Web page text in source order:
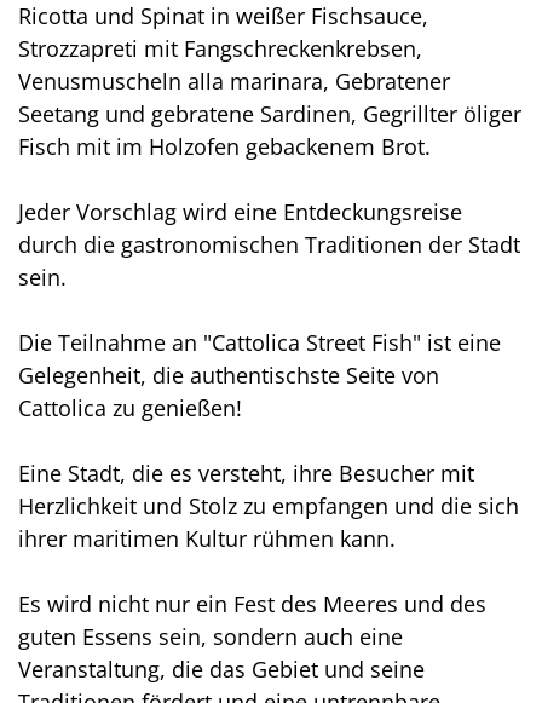
Ricotta und Spinat in weißer Fischsauce,
Strozzapreti mit Fangschreckenkrebsen,
Venusmuscheln alla marinara, Gebratener
Seetang und gebratene Sardinen, Gegrillter öliger
Fisch mit im Holzofen gebackenem Brot.
Jeder Vorschlag wird eine Entdeckungsreise
durch die gastronomischen Traditionen der Stadt
sein.
Die Teilnahme an "Cattolica Street Fish" ist eine
Gelegenheit, die authentischste Seite von
Cattolica zu genießen!
Eine Stadt, die es versteht, ihre Besucher mit
Herzlichkeit und Stolz zu empfangen und die sich
ihrer maritimen Kultur rühmen kann.
Es wird nicht nur ein Fest des Meeres und des
guten Essens sein, sondern auch eine
Veranstaltung, die das Gebiet und seine